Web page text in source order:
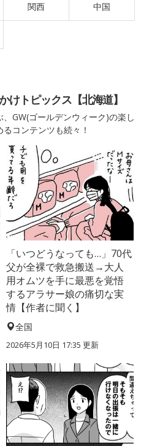
関西 中国
けトピックス【北海道】
GW(ゴールデンウィーク)の楽し
コンテンツも続々！
「いつどうなっても…」70代
父が全裸で救急搬送→大人
用オムツを手に最悪を覚悟
するアラサー娘の痛切な実
情【作者に聞く】
全国
2026年5月10日 17:35 更新